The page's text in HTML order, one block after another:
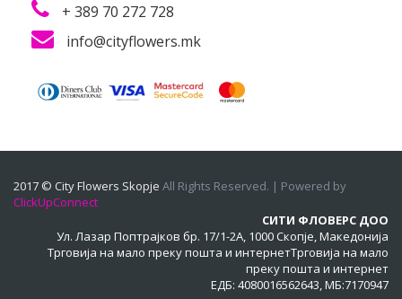
+ 389 70 272 728
info@cityflowers.mk
2017 © City Flowers Skopje All Rights Reserved. | Powered by
ClickUpConnect
СИТИ ФЛОВЕРС ДОО
Ул. Лазар Поптрајков бр. 17/1-2A, 1000 Скопје, Македонија
Трговија на мало преку пошта и интернетТрговија на мало
преку пошта и интернет
ЕДБ: 4080016562643, МБ:7170947